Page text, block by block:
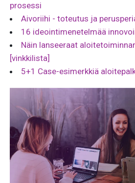
prosessi
Aivoriihi - toteutus ja
16 ideointimenetelmää
Näin lanseeraat
[vinkkilista]
5+1 Case-esimerkkiä